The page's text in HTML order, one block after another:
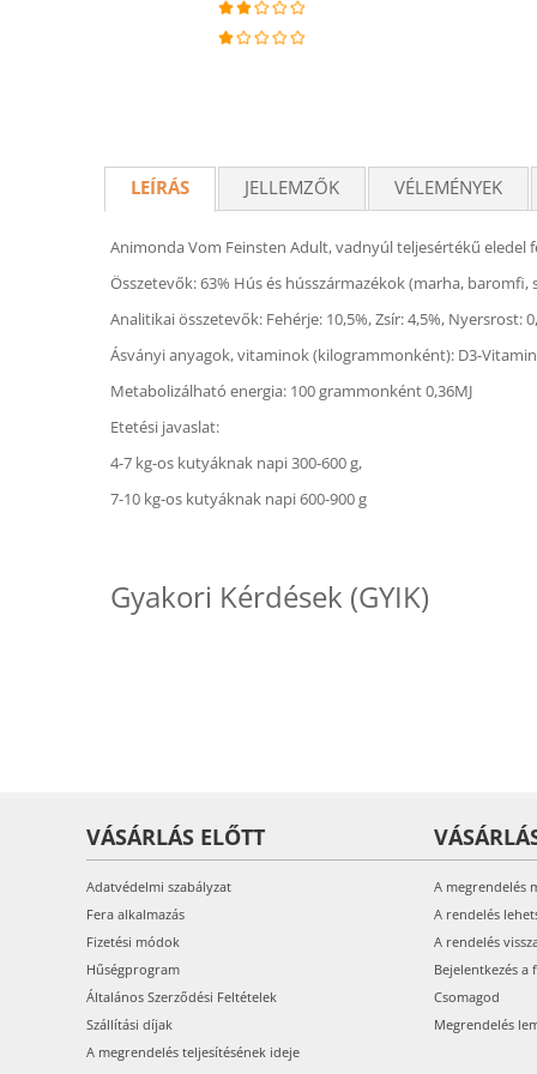
LEÍRÁS JELLEMZŐK VÉLEMÉNYEK
Animonda Vom Feinsten Adult, vadnyúl teljesértékű eledel
Összetevők: 63% Hús és hússzármazékok (marha,
Analitikai összetevők: Fehérje: 10,5%, Zsír: 4,5%, Nyersrost:
Ásványi anyagok, vitaminok (kilogrammonként): D3-
Metabolizálható energia: 100 grammonként 0,36MJ
Etetési javaslat:
4-7 kg-os kutyáknak napi 300-600 g,
7-10 kg-os kutyáknak napi 600-900 g
Gyakori Kérdések (GYIK)
VÁSÁRLÁS ELŐTT
Adatvédelmi szabályzat
Fera alkalmazás
Fizetési módok
Hűségprogram
Általános Szerződési Feltételek
Szállítási díjak
A megrendelés teljesítésének ideje
A megrendelés
A rendelés
A rendelés
Bejelentkezés a
Csomagod
Megrendelés